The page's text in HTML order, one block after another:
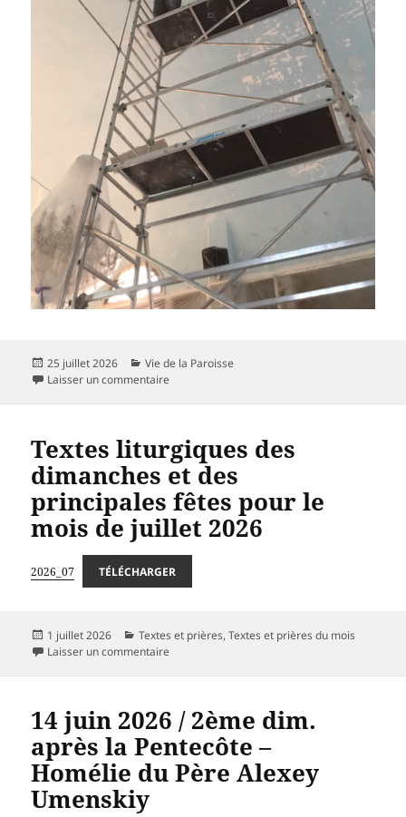
Publié
le
25 juillet 2026 Catégories
Vie de la Paroisse
Laisser un commentairesur Rénovation de l’église : office en plein air
Textes liturgiques des
dimanches et des
principales fêtes pour le
mois de juillet 2026
2026_07 TÉLÉCHARGER
Publié
le
1 juillet 2026 Catégories
Textes et prières,Textes et prières du mois
Laisser un commentairesur Textes liturgiques des dimanches et des
14 juin 2026 / 2ème dim.
après la Pentecôte –
Homélie du Père Alexey
Umenskiy